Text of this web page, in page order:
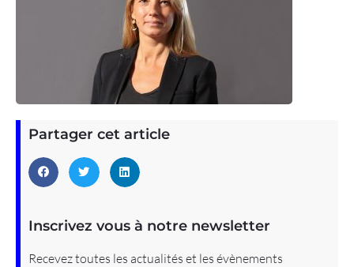
Partager cet article
Inscrivez vous à notre newsletter
Recevez toutes les actualités et les évènements